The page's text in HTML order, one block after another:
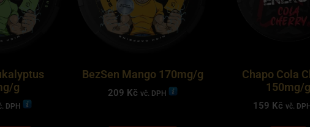
g
DPH
BezSen Mango 170mg/g
209 Kč vč. DPH
Chapo Cola
150mg/g
159 Kč vč.